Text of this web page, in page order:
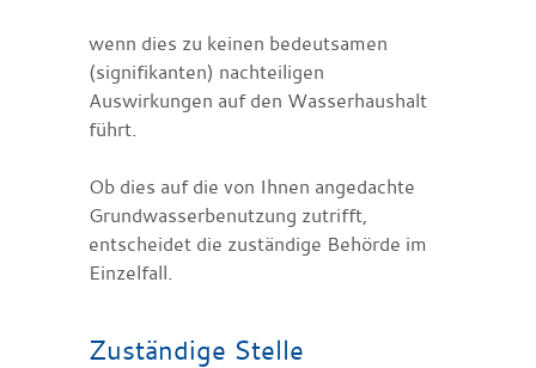
wenn dies zu keinen bedeutsamen
(signifikanten) nachteiligen
Auswirkungen auf den Wasserhaushalt
führt.
Ob dies auf die von Ihnen angedachte
Grundwasserbenutzung zutrifft,
entscheidet die zuständige Behörde im
Einzelfall.
Zuständige Stelle